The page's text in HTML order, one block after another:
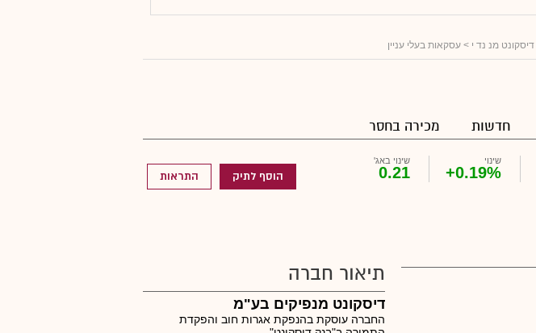
דיסקונט מנ נד י > עסקאות בעלי עניין
חדשות מכירה בחסר
שינוי
+0.19%
שינוי באג'
0.21 הוסף לתיק התראות
תיאור חברה
דיסקונט מנפיקים בע"מ
החברה עוסקת בהנפקת אגרות חוב והפקדת